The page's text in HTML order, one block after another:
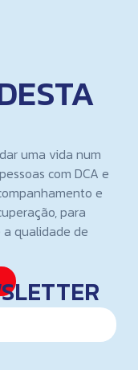
uma vida num
com DCA e
e
para
qualidade de